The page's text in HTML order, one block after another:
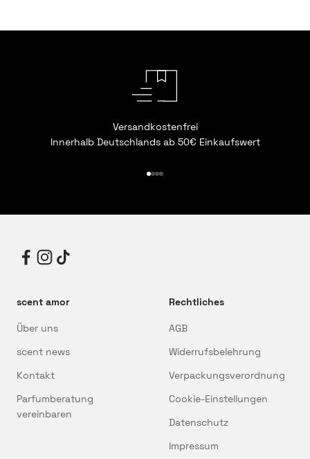
Versandkostenfrei
Innerhalb Deutschlands ab 50€ Einkaufswert
scent amor
Über uns
scent news
Kontakt
Parfumberatung
vereinbaren
Rechtliches
AGB
Widerrufsbelehrung
Verpackungsverordnung
Cookie-Einstellungen
Datenschutz
Impressum